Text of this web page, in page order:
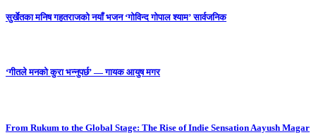
सुर्खेतका मनिष गहतराजको नयाँ भजन ‘गोविन्द गोपाल श्याम’ सार्वजनिक
‘गीतले मनको कुरा भन्नुपर्छ’ — गायक आयुष मगर
From Rukum to the Global Stage: The Rise of Indie Sensation Aayush Magar